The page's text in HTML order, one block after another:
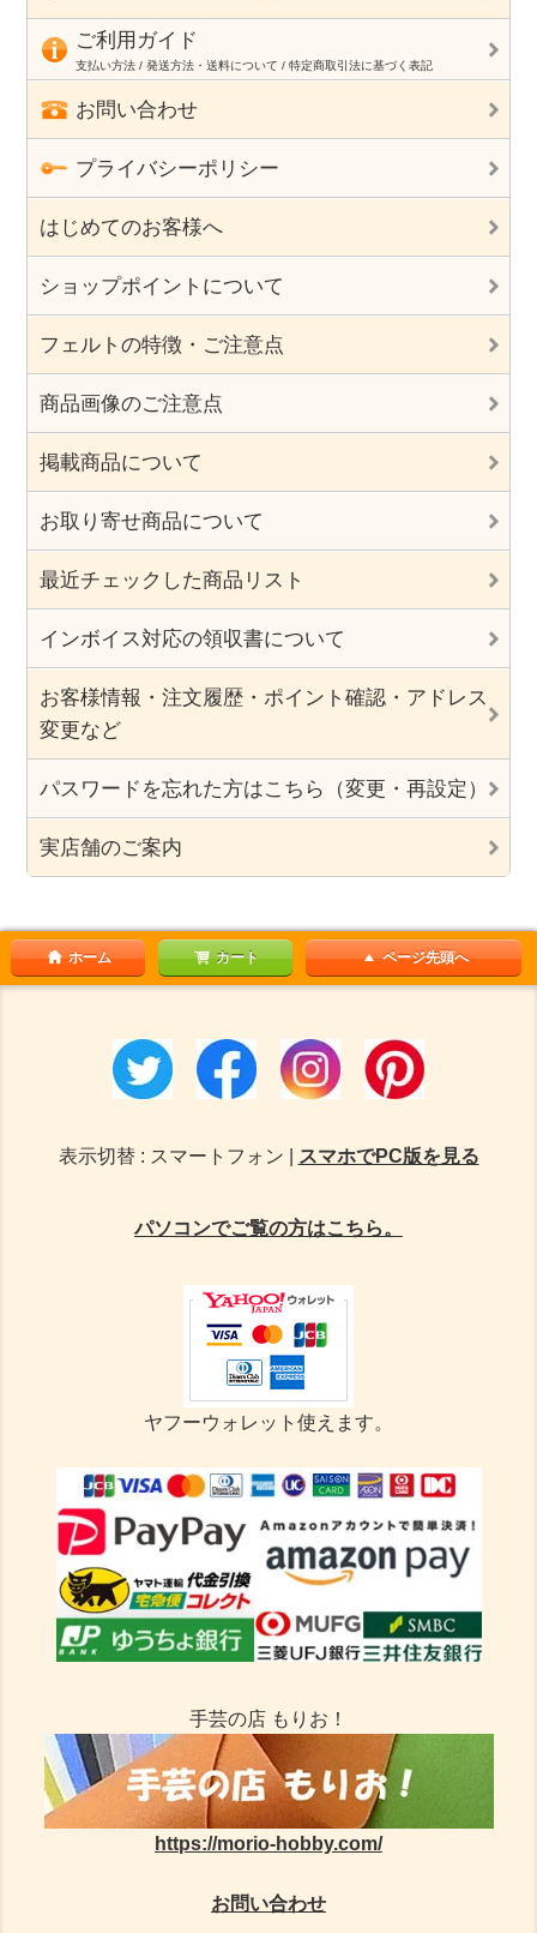
ご利用ガイド
支払い方法 / 発送方法・送料について / 特定商取引法に基づく表記
お問い合わせ
プライバシーポリシー
はじめてのお客様へ
ショップポイントについて
フェルトの特徴・ご注意点
商品画像のご注意点
掲載商品について
お取り寄せ商品について
最近チェックした商品リスト
インボイス対応の領収書について
お客様情報・注文履歴・ポイント確認・アドレス
変更など
パスワードを忘れた方はこちら（変更・再設定）
実店舗のご案内
ホーム カート ページ先頭へ
表示切替 : スマートフォン | スマホでPC版を見る
パソコンでご覧の方はこちら。
ヤフーウォレット使えます。
手芸の店 もりお！
https://morio-hobby.com/
お問い合わせ